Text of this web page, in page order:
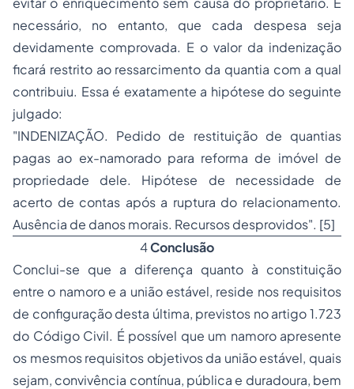
necessário, no entanto, que cada despesa seja
devidamente comprovada. E o valor da indenização
ficará restrito ao ressarcimento da quantia com a qual
contribuiu. Essa é exatamente a hipótese do seguinte
julgado:
"INDENIZAÇÃO. Pedido de restituição de quantias
pagas ao ex-namorado para reforma de imóvel de
propriedade dele. Hipótese de necessidade de
acerto de contas após a ruptura do relacionamento.
Ausência de danos morais. Recursos desprovidos". [5]
4Conclusão
Conclui-se que a diferença quanto à constituição
entre o namoro e a união estável, reside nos requisitos
de configuração desta última, previstos no artigo 1.723
do Código Civil. É possível que um namoro apresente
os mesmos requisitos objetivos da união estável, quais
sejam, convivência contínua, pública e duradoura, bem